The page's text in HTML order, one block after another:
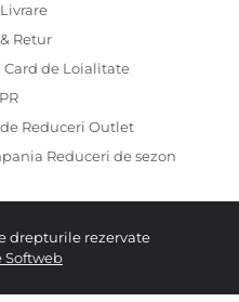
Retur
de Loialitate
Reduceri Outlet
Reduceri de sezon
drepturile rezervate
Softweb